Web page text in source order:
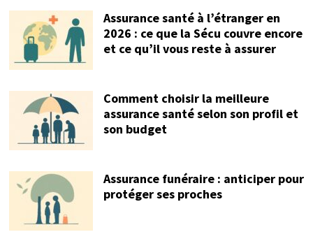
Assurance santé à l’étranger en
2026 : ce que la Sécu couvre encore
et ce qu’il vous reste à assurer
Comment choisir la meilleure
assurance santé selon son profil et
son budget
Assurance funéraire : anticiper pour
protéger ses proches